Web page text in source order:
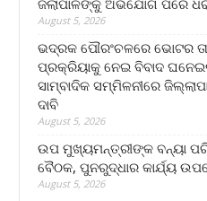
August 5, 2026
ଭଦ୍ରକ ପୌରଂଚଳରେ ଭୋଟର
ପ୍ରକ୍ରିୟାକୁ ନେଇ ବିବାଦ
ସାମ୍ବାଦିକ ସମ୍ମିଳନୀରେ
ଦାବି
August 5, 2026
ଉପ ମୁଖ୍ୟମନ୍ତ୍ରୀଙ୍କ ବନ୍ୟା
ବୈଠକ, ପୁନରୁଦ୍ଧାର କାର୍ଯ୍ୟ
August 5, 2026